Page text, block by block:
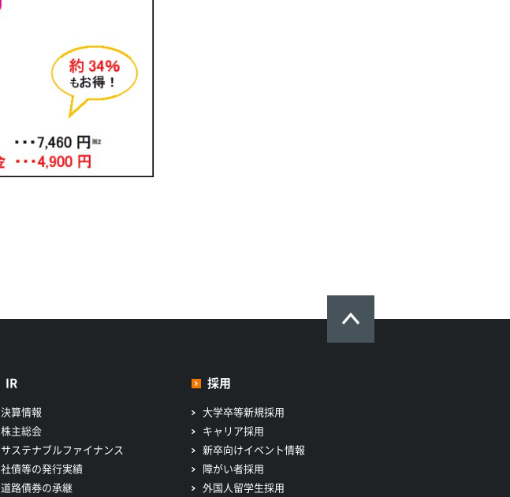
IR
決算情報
株主総会
サステナブルファイナンス
社債等の発行実績
道路債券の承継
採用
大学卒等新規採用
キャリア採用
新卒向けイベント情報
障がい者採用
外国人留学生採用